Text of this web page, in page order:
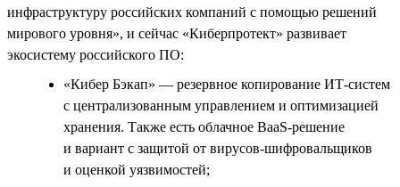
инфраструктуру российских компаний с помощью решений
мирового уровня», и сейчас «Киберпротект» развивает
экосистему российского ПО:
«Кибер Бэкап» — резервное копирование ИТ-систем
с централизованным управлением и оптимизацией
хранения. Также есть облачное BaaS-решение
и вариант с защитой от вирусов-шифровальщиков
и оценкой уязвимостей;